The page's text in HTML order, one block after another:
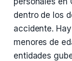
dentro de los
accidente.
menores de
entidades